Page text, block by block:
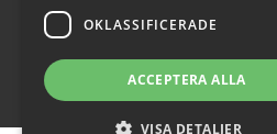
© 2026 Nybergs Bil
OKLASSIFICERADE
ACCEPTERA ALLA
VISA DETALJER